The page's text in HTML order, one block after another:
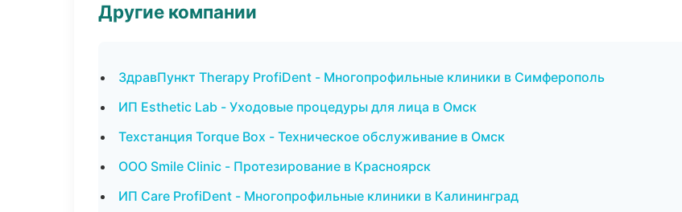
Другие компании
ЗдравПункт Therapy ProfiDent - Многопрофильные клиники в Симферополь
ИП Esthetic Lab - Уходовые процедуры для лица в Омск
Техстанция Torque Box - Техническое обслуживание в Омск
ООО Smile Clinic - Протезирование в Красноярск
ИП Care ProfiDent - Многопрофильные клиники в Калининград